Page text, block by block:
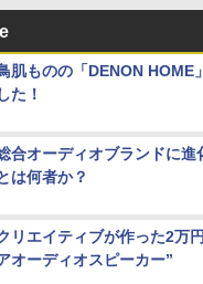
肌ものの「DENON HOME
した！
合オーディオブランドに進
は何者か？
リエイティブが作った2万
オーディオスピーカー”